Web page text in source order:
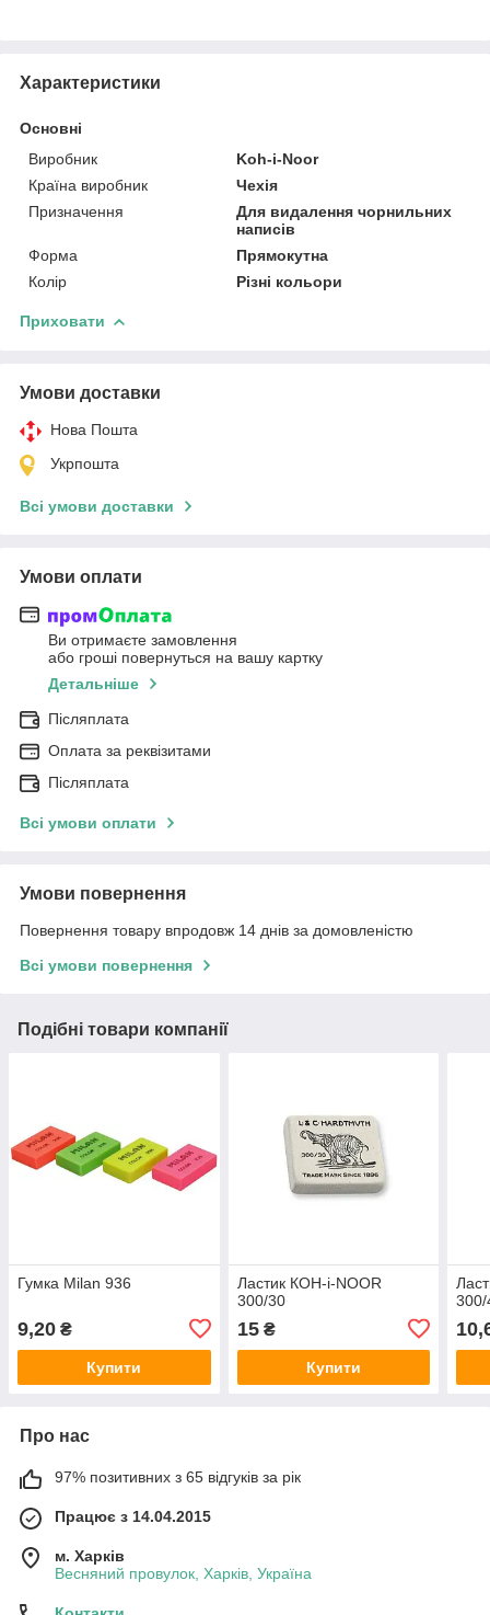
Характеристики
Основні
Виробник
Koh-i-Noor
Країна виробник
Чехія
Призначення
Для видалення чорнильних
написів
Форма
Прямокутна
Колір
Різні кольори
Приховати
Умови доставки
Нова Пошта
Укрпошта
Всі умови доставки
Умови оплати
Ви отримаєте замовлення
або гроші повернуться на вашу картку
Детальніше
Післяплата
Оплата за реквізитами
Післяплата
Всі умови оплати
Умови повернення
Повернення товару впродовж 14 днів за домовленістю
Всі умови повернення
Подібні товари компанії
Гумка Milan 936
9,20 ₴
Купити
Ластик КОН-i-NOOR
300/30
15₴
Купити
300/
Про нас
97% позитивних з 65 відгуків за рік
Працює з 14.04.2015
м. Харків
Весняний провулок, Харків, Україна